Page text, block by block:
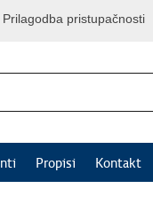
Prilagodba pristupačnosti
Propisi Kontakt